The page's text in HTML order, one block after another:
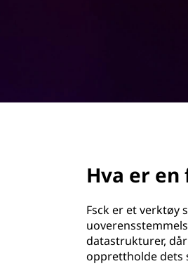
Hva er
Fsck er et verktøy
datastrukturer,
opprettholde dets